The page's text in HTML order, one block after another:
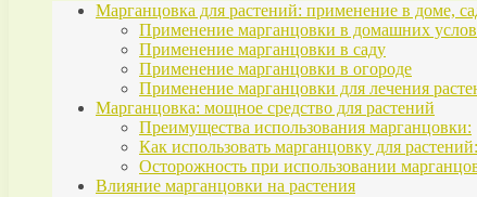
Марганцовка для растений: применение в доме,
Применение марганцовки в домашних
Применение марганцовки в саду
Применение марганцовки в огороде
Применение марганцовки для лечения
Марганцовка: мощное средство для растений
Преимущества использования марганцовки:
Как использовать марганцовку для растений:
Осторожность при использовании
Влияние марганцовки на растения